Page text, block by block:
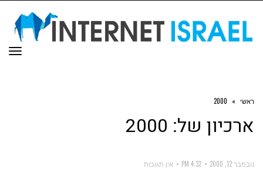
ראשי »
2000
ארכיון של: 2000
נובמבר 12, 2000 4:32 PM אין תגובות